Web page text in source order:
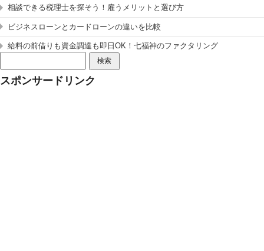
相談できる税理士を探そう！雇うメリットと選び方
ビジネスローンとカードローンの違いを比較
給料の前借りも資金調達も即日OK！七福神のファクタリング
索:
スポンサードリンク